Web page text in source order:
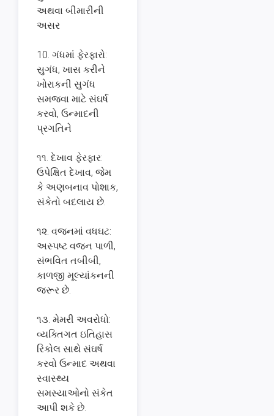
અથવા બીમારીની
અસર
10. ગંધમાં ફેરફારો:
સુગંધ, ખાસ કરીને
ખોરાકની સુગંધ
સમજવા માટે સંઘર્ષ
કરવો, ઉન્માદની
પ્રગતિને
૧૧. દેખાવ ફેરફાર:
ઉપેક્ષિત દેખાવ, જેમ
કે અણબનાવ પોશાક,
સંકેતો બદલાય છે.
૧૨. વજનમાં વધઘટ:
અસ્પષ્ટ વજન પાળી,
સંભવિત તબીબી,
કાળજી મૂલ્યાંકનની
જરૂર છે.
૧૩. મેમરી અવરોધો:
વ્યક્તિગત ઇતિહાસ
રિકોલ સાથે સંઘર્ષ
કરવો ઉન્માદ અથવા
સ્વાસ્થ્ય
સમસ્યાઓનો સંકેત
આપી શકે છે.